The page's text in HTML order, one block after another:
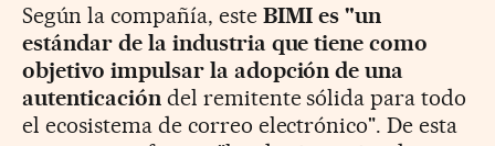
Según la compañía, este BIMI es "un
estándar de la industria que tiene como
objetivo impulsar la adopción de una
autenticación del remitente sólida para todo
el ecosistema de correo electrónico". De esta